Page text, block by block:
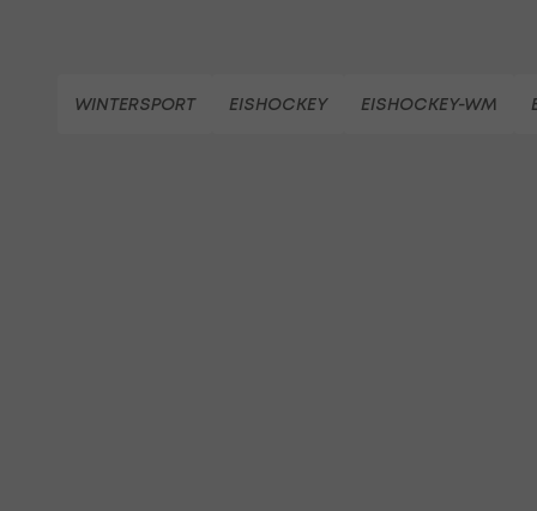
WINTERSPORT EISHOCKEY EISHOCKEY-WM